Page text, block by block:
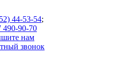
44-53-54;
490-90-70
нам
звонок